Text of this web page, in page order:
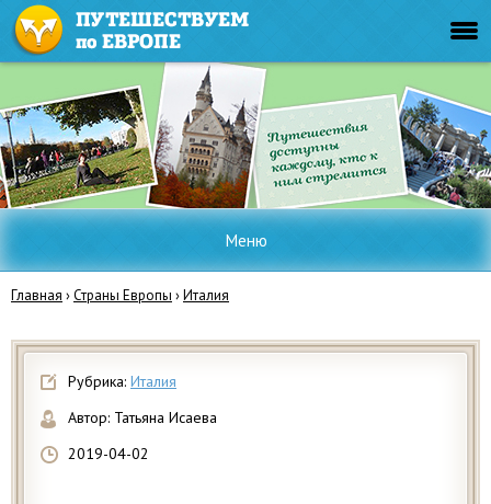
Меню
Главная ›Страны Европы ›Италия
Рубрика: Италия
Автор: Татьяна Исаева
2019-04-02